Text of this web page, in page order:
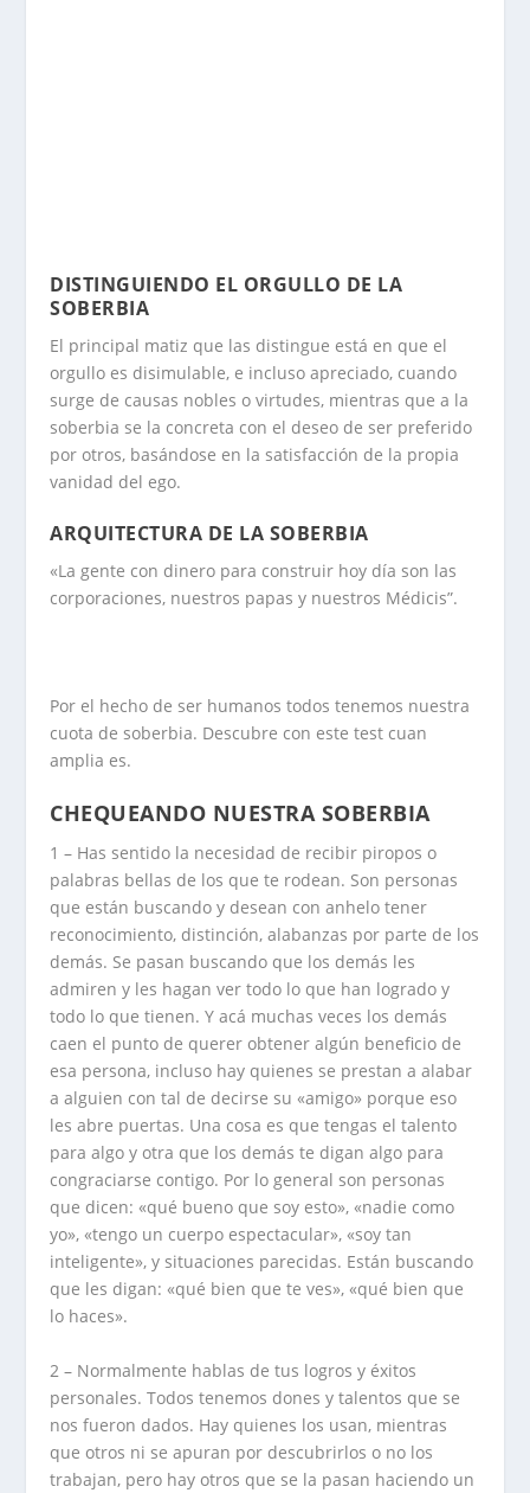
DISTINGUIENDO EL ORGULLO DE LA
SOBERBIA
El principal matiz que las distingue está en que el
orgullo es disimulable, e incluso apreciado, cuando
surge de causas nobles o virtudes, mientras que a la
soberbia se la concreta con el deseo de ser preferido
por otros, basándose en la satisfacción de la propia
vanidad del ego.
ARQUITECTURA DE LA SOBERBIA
«La gente con dinero para construir hoy día son las
corporaciones, nuestros papas y nuestros Médicis”.
Por el hecho de ser humanos todos tenemos nuestra
cuota de soberbia. Descubre con este test cuan
amplia es.
CHEQUEANDO NUESTRA SOBERBIA
1 – Has sentido la necesidad de recibir piropos o
palabras bellas de los que te rodean. Son personas
que están buscando y desean con anhelo tener
reconocimiento, distinción, alabanzas por parte de los
demás. Se pasan buscando que los demás les
admiren y les hagan ver todo lo que han logrado y
todo lo que tienen. Y acá muchas veces los demás
caen el punto de querer obtener algún beneficio de
esa persona, incluso hay quienes se prestan a alabar
a alguien con tal de decirse su «amigo» porque eso
les abre puertas. Una cosa es que tengas el talento
para algo y otra que los demás te digan algo para
congraciarse contigo. Por lo general son personas
que dicen: «qué bueno que soy esto», «nadie como
yo», «tengo un cuerpo espectacular», «soy tan
inteligente», y situaciones parecidas. Están buscando
que les digan: «qué bien que te ves», «qué bien que
lo haces».
2 – Normalmente hablas de tus logros y éxitos
personales. Todos tenemos dones y talentos que se
nos fueron dados. Hay quienes los usan, mientras
que otros ni se apuran por descubrirlos o no los
trabajan, pero hay otros que se la pasan haciendo un